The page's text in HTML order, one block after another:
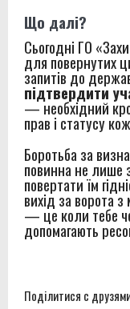
Що далі?
Сьогодні ГО
для повернутих
запитів до
підтвердити
— необхідний
прав і статусу
Боротьба за
повинна не лише
повертати їм
вихід за ворота
— це коли тебе
допомагають
Поділитися с